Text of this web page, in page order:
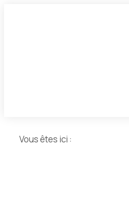
Vous êtes ici :